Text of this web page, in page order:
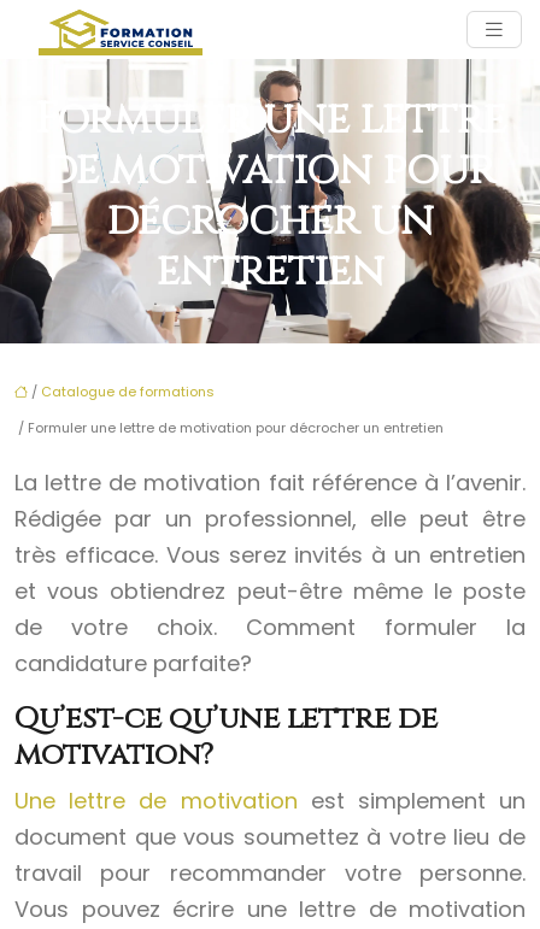
Formuler une lettre
de motivation pour
décrocher un
entretien
/ Catalogue de formations
/ Formuler une lettre de motivation pour décrocher un entretien
La lettre de motivation fait référence à l’avenir.
Rédigée par un professionnel, elle peut être
très efficace. Vous serez invités à un entretien
et vous obtiendrez peut-être même le poste
de votre choix. Comment formuler la
candidature parfaite?
Qu’est-ce qu’une lettre de
motivation?
Une lettre de motivation est simplement un
document que vous soumettez à votre lieu de
travail pour recommander votre personne.
Vous pouvez écrire une lettre de motivation